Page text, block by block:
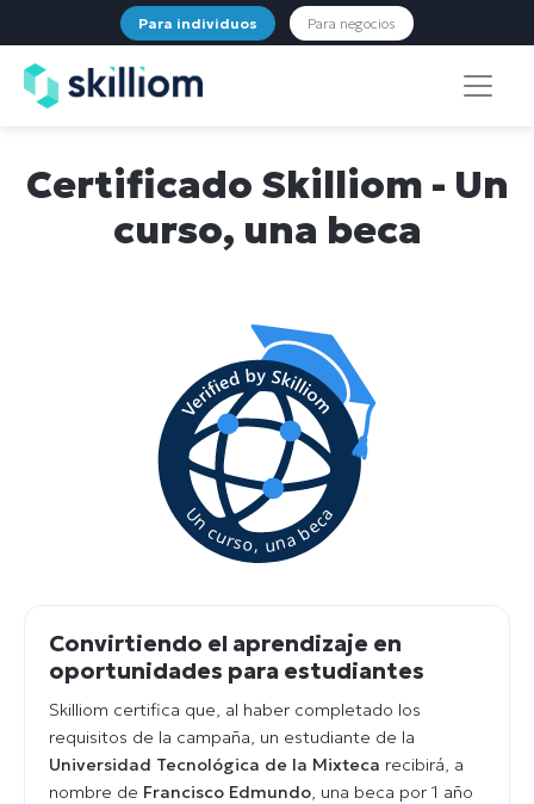
Para individuos Para negocios
Certificado Skilliom - Un
curso, una beca
Convirtiendo el aprendizaje en
oportunidades para estudiantes
Skilliom certifica que, al haber completado los
requisitos de la campaña, un estudiante de la
Universidad Tecnológica de la Mixteca recibirá, a
nombre de Francisco Edmundo , una beca por 1 año